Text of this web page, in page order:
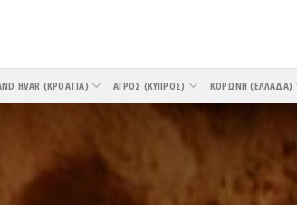
HVAR (ΚΡΟΑΤΊΑ) ΑΓΡΌΣ (ΚΎΠΡΟΣ) ΚΟΡΏΝΗ (ΕΛΛΆΔΑ)